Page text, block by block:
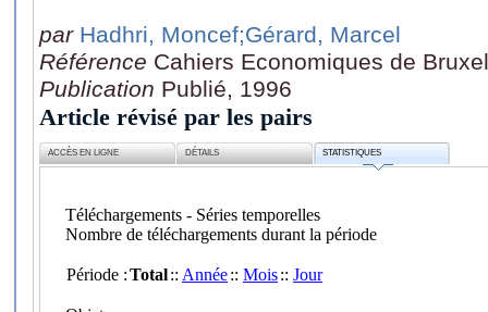
par Hadhri, Moncef;Gérard, Marcel
Référence Cahiers Economiques de
Publication Publié, 1996
Article révisé par les pairs
ACCÈS EN LIGNE DÉTAILS STATISTIQUES